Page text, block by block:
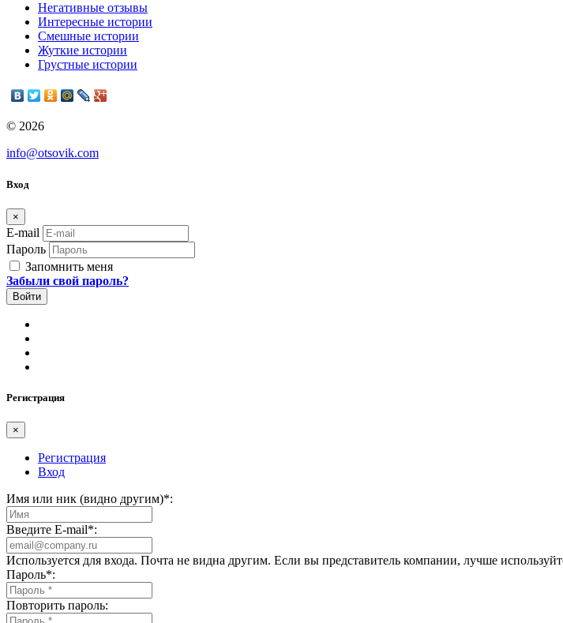
Негативные отзывы
Интересные истории
Смешные истории
Жуткие истории
Грустные истории
© 2026
info@otsovik.com
Вход
×
E-mail
Пароль
Запомнить меня
Забыли свой пароль?
Регистрация
×
Регистрация
Вход
Имя или ник (видно другим)*:
Введите E-mail*:
Используется для входа. Почта не видна другим. Если вы представитель компании, лучше
Пароль*:
Повторить пароль: